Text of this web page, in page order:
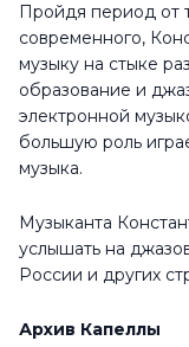
Пройдя период от
современного,
музыку на стыке
образование и
электронной
большую роль
музыка.
Музыканта
услышать на
России и других
Архив Капеллы